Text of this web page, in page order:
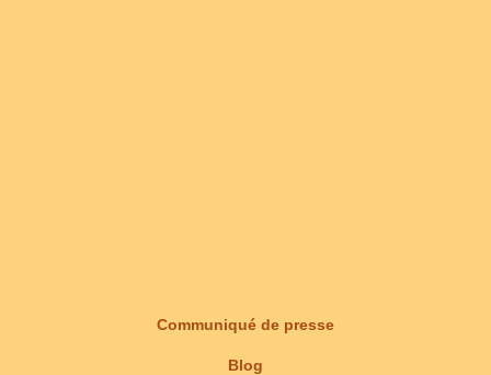
Communiqué de presse
Blog